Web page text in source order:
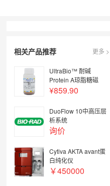
相关产品推荐 更多 >
UltraBio™ 耐碱
Protein A琼脂糖磁
珠，BioReagent，阿
¥859.90
DuoFlow 10中高压层
析系统
询价
Cytiva AKTA avant蛋
白纯化仪
￥450000